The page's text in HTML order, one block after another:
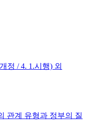
정 / 4. 1.시행) 외
관계 유형과 정부의 질